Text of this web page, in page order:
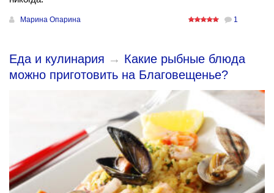
Марина Опарина 1
Еда и кулинария → Какие рыбные блюда
можно приготовить на Благовещенье?